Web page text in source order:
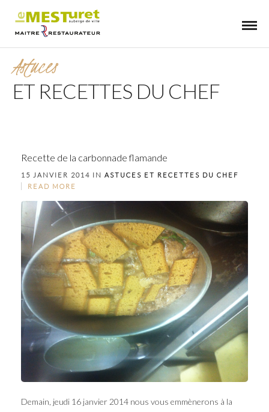
Astuces
ET RECETTES DU CHEF
Recette de la carbonnade flamande
15 JANVIER 2014 IN ASTUCES ET RECETTES DU CHEF
READ MORE
Demain, jeudi 16 janvier 2014 nous vous emmènerons à la